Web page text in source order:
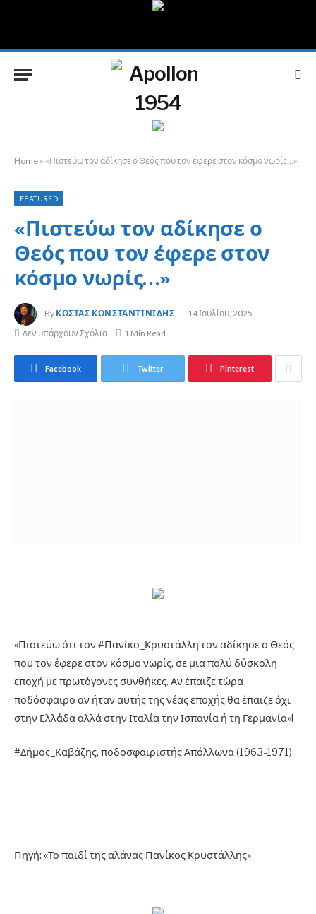
Home » «Πιστεύω τον αδίκησε ο Θεός που τον έφερε στον κόσμο νωρίς…»
FEATURED
«Πιστεύω τον αδίκησε ο
Θεός που τον έφερε στον
κόσμο νωρίς…»
By ΚΏΣΤΑΣ ΚΩΝΣΤΑΝΤΙΝΊΔΗΣ
14 Ιουλίου, 2025
Δεν υπάρχουν Σχόλια
1 Min Read
Facebook Twitter Pinterest
«Πιστεύω ότι τον #Πανίκο_Κρυστάλλη τον αδίκησε ο Θεός
που τον έφερε στον κόσμο νωρίς, σε μια πολύ δύσκολη
εποχή με πρωτόγονες συνθήκες. Αν έπαιζε τώρα
ποδόσφαιρο αν ήταν αυτής της νέας εποχής θα έπαιζε όχι
στην Ελλάδα αλλά στην Ιταλία την Ισπανία ή τη Γερμανία»!
#Δήμος_Καβάζης, ποδοσφαιριστής Απόλλωνα (1963-1971)
Πηγή: «Το παιδί της αλάνας Πανίκος Κρυστάλλης»